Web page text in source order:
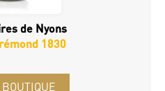
de Nyons
1830